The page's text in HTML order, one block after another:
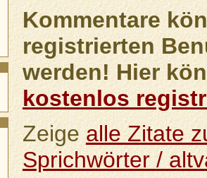
Kommentare
registrierten
werden! Hier
kostenlos
Zeigealle Zitate
Sprichwörter /